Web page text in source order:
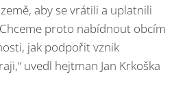
aby se vrátili a uplatnili
proto nabídnout obcím
jak podpořit vznik
uvedl hejtman Jan Krkoška